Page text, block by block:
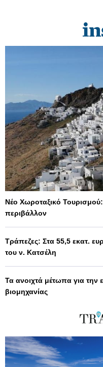
Νέο Χωροταξικό Τουρισμού:
περιβάλλον
Τράπεζες: Στα 55,5 εκατ.
του ν. Κατσέλη
Τα ανοιχτά μέτωπα για την
βιομηχανίας